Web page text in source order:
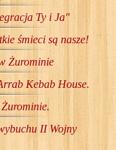
Ty i Ja"
śmieci są nasze!
Żurominie
Kebab House.
II Wojny